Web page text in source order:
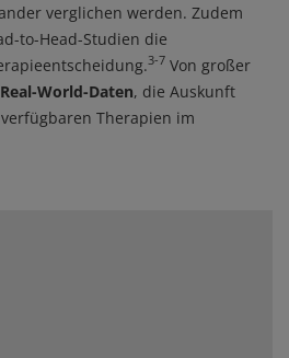
verglichen werden. Zudem
to-Head-Studien die
3-7 Von großer
Real-World-Daten, die Auskunft
Therapien im